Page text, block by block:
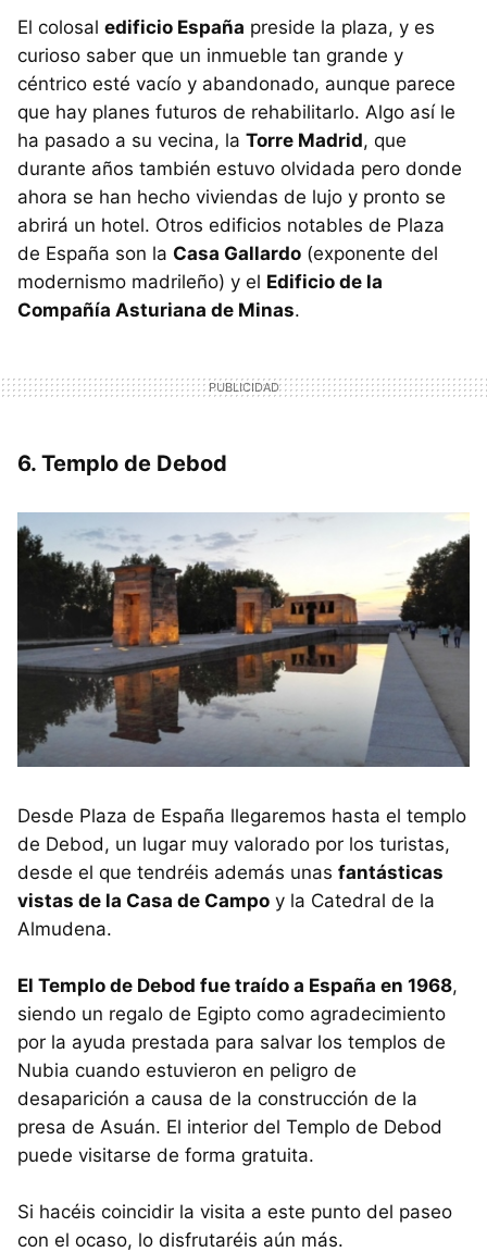
El colosal edificio España preside la plaza, y es
curioso saber que un inmueble tan grande y
céntrico esté vacío y abandonado, aunque parece
que hay planes futuros de rehabilitarlo. Algo así le
ha pasado a su vecina, la Torre Madrid, que
durante años también estuvo olvidada pero donde
ahora se han hecho viviendas de lujo y pronto se
abrirá un hotel. Otros edificios notables de Plaza
de España son la Casa Gallardo (exponente del
modernismo madrileño) y el Edificio de la
Compañía Asturiana de Minas.
6. Templo de Debod
Desde Plaza de España llegaremos hasta el templo
de Debod, un lugar muy valorado por los turistas,
desde el que tendréis además unas fantásticas
vistas de la Casa de Campo y la Catedral de la
Almudena.
El Templo de Debod fue traído a España en 1968,
siendo un regalo de Egipto como agradecimiento
por la ayuda prestada para salvar los templos de
Nubia cuando estuvieron en peligro de
desaparición a causa de la construcción de la
presa de Asuán. El interior del Templo de Debod
puede visitarse de forma gratuita.
Si hacéis coincidir la visita a este punto del paseo
con el ocaso, lo disfrutaréis aún más.